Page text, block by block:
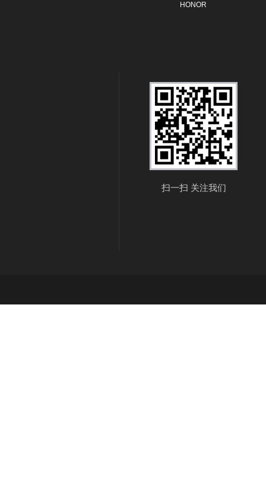
HONOR
扫一扫 关注我们